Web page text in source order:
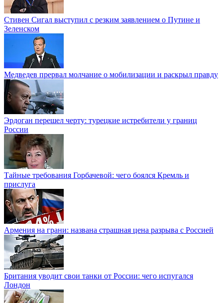
Стивен Сигал выступил с резким заявлением о Путине и
Зеленском
Медведев прервал молчание о мобилизации и раскрыл правду
Эрдоган перешел черту: турецкие истребители у границ
России
Тайные требования Горбачевой: чего боялся Кремль и
прислуга
Армения на грани: названа страшная цена разрыва с Россией
Британия уводит свои танки от России: чего испугался
Лондон